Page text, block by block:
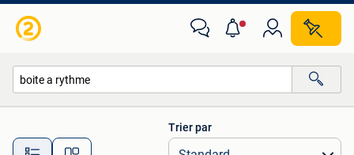
Toutes les distances…
Trier par